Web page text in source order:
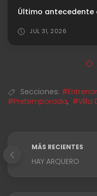
Último antecedente
JUL 31, 2026
Secciones:
#Pretemporada, #Villa
MÁS RECIENTES
HAY ARQUERO